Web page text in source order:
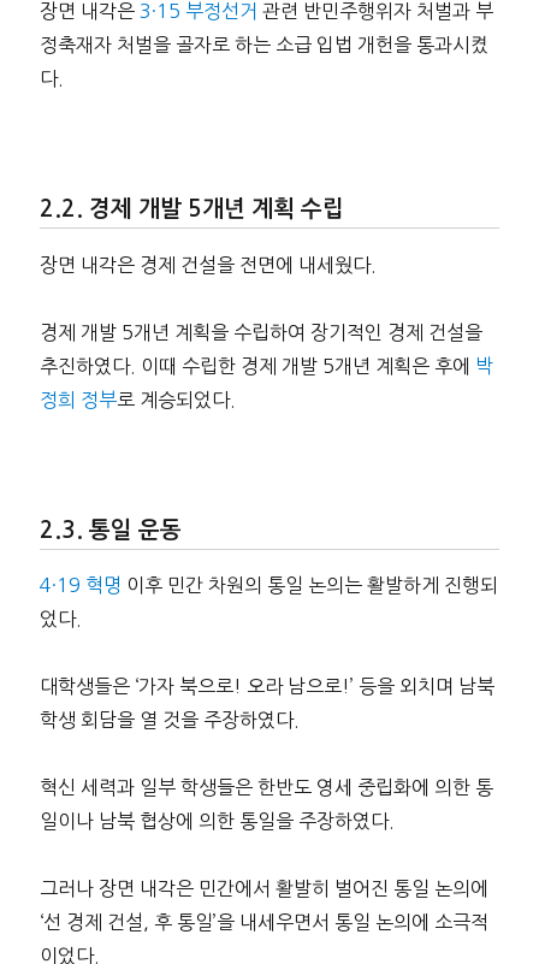
장면 내각은 3·15 부정선거 관련 반민주행위자 처벌과 부
정축재자 처벌을 골자로 하는 소급 입법 개헌을 통과시켰
다.
경제 개발 5개년 계획 수립
장면 내각은 경제 건설을 전면에 내세웠다.
경제 개발 5개년 계획을 수립하여 장기적인 경제 건설을
추진하였다. 이때 수립한 경제 개발 5개년 계획은 후에
박
정희 정부로 계승되었다.
통일 운동
4·19 혁명 이후 민간 차원의 통일 논의는 활발하게 진행되
었다.
대학생들은 ‘가자 북으로! 오라 남으로!’ 등을 외치며 남북
학생 회담을 열 것을 주장하였다.
혁신 세력과 일부 학생들은 한반도 영세 중립화에 의한 통
일이나 남북 협상에 의한 통일을 주장하였다.
그러나 장면 내각은 민간에서 활발히 벌어진 통일 논의에
‘선 경제 건설, 후 통일’을 내세우면서 통일 논의에 소극적
이었다.